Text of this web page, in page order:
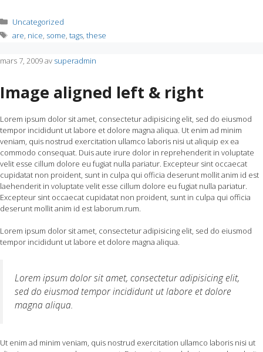
Kategorier
Uncategorized
Etiketter
are, nice, some, tags, these
mars 7, 2009av superadmin
Image aligned left & right
Lorem ipsum dolor sit amet, consectetur adipisicing elit, sed do eiusmod
tempor incididunt ut labore et dolore magna aliqua. Ut enim ad minim
veniam, quis nostrud exercitation ullamco laboris nisi ut aliquip ex ea
commodo consequat. Duis aute irure dolor in reprehenderit in voluptate
velit esse cillum dolore eu fugiat nulla pariatur. Excepteur sint occaecat
cupidatat non proident, sunt in culpa qui officia deserunt mollit anim id est
laehenderit in voluptate velit esse cillum dolore eu fugiat nulla pariatur.
Excepteur sint occaecat cupidatat non proident, sunt in culpa qui officia
deserunt mollit anim id est laborum.rum.
Lorem ipsum dolor sit amet, consectetur adipisicing elit, sed do eiusmod
tempor incididunt ut labore et dolore magna aliqua.
Lorem ipsum dolor sit amet, consectetur adipisicing elit,
sed do eiusmod tempor incididunt ut labore et dolore
magna aliqua.
Ut enim ad minim veniam, quis nostrud exercitation ullamco laboris nisi ut